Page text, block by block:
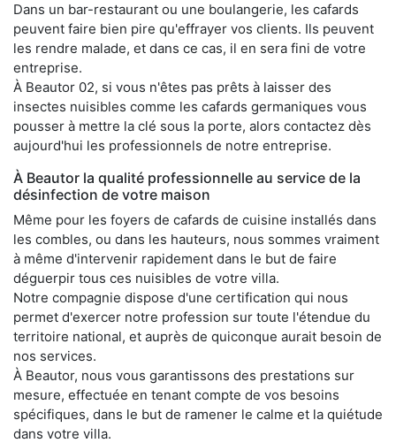
Dans un bar-restaurant ou une boulangerie, les cafards
peuvent faire bien pire qu'effrayer vos clients. Ils peuvent
les rendre malade, et dans ce cas, il en sera fini de votre
entreprise.
À Beautor 02, si vous n'êtes pas prêts à laisser des
insectes nuisibles comme les cafards germaniques vous
pousser à mettre la clé sous la porte, alors contactez dès
aujourd'hui les professionnels de notre entreprise.
À Beautor la qualité professionnelle au service de la
désinfection de votre maison
Même pour les foyers de cafards de cuisine installés dans
les combles, ou dans les hauteurs, nous sommes vraiment
à même d'intervenir rapidement dans le but de faire
déguerpir tous ces nuisibles de votre villa.
Notre compagnie dispose d'une certification qui nous
permet d'exercer notre profession sur toute l'étendue du
territoire national, et auprès de quiconque aurait besoin de
nos services.
À Beautor, nous vous garantissons des prestations sur
mesure, effectuée en tenant compte de vos besoins
spécifiques, dans le but de ramener le calme et la quiétude
dans votre villa.